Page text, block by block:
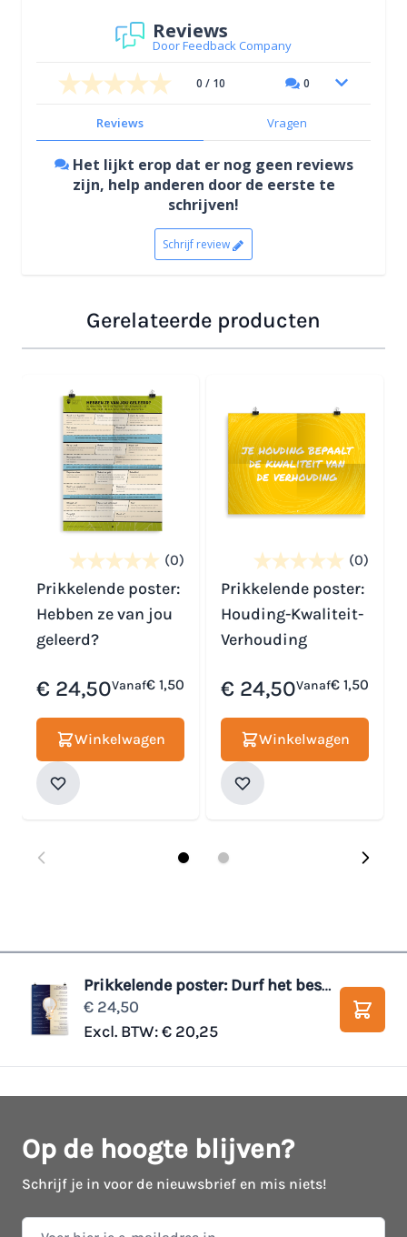
Reviews
Door Feedback Company
0 / 10 0
Reviews Vragen
Het lijkt erop dat er nog geen reviews
zijn, help anderen door de eerste te
schrijven!
Schrijf review
Gerelateerde producten
(0)
Prikkelende poster:
Hebben ze van jou
geleerd?
€ 24,50Vanaf€ 1,50
Winkelwagen
(0)
Prikkelende poster:
Houding-Kwaliteit-
Verhouding
€ 24,50Vanaf€ 1,50
Winkelwagen
Prikkelende poster: Durf het beste uit jezelf te halen!
€ 24,50
Excl. BTW:€ 20,25
Op de hoogte blijven?
Schrijf je in voor de nieuwsbrief en mis niets!
E-mail adres